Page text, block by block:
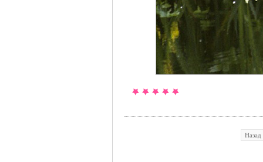
Назад